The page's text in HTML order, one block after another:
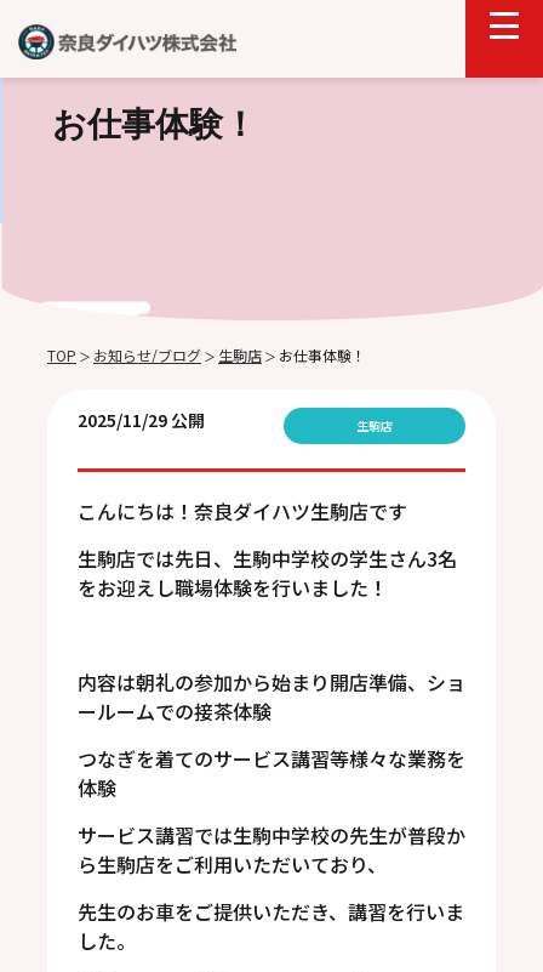
お仕事体験！
TOP ＞ お知らせ/ブログ ＞ 生駒店 ＞ お仕事体験！
2025/11/29 公開 生駒店
こんにちは！奈良ダイハツ生駒店です
生駒店では先日、生駒中学校の学生さん3名
をお迎えし職場体験を行いました！
内容は朝礼の参加から始まり開店準備、ショ
ールームでの接茶体験
つなぎを着てのサービス講習等様々な業務を
体験
サービス講習では生駒中学校の先生が普段か
ら生駒店をご利用いただいており、
先生のお車をご提供いただき、講習を行いま
した。